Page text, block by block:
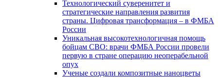
Технологический суверенитет и
стратегические направления развития
страны. Цифровая трансформация – в ФМБА
России
Уникальная высокотехнологичная помощь
бойцам СВО: врачи ФМБА России провели
первую в стране операцию неоперабельной
опух
Ученые создали композитные наноцветы